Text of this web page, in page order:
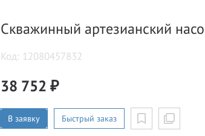
Скважинный артезианский
Код: 12080457832
38 752 ₽
В заявку Быстрый заказ